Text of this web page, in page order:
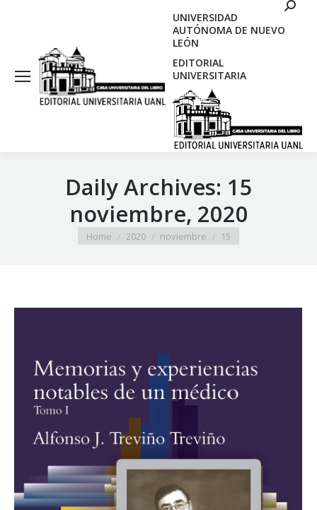
UNIVERSIDAD
AUTÓNOMA DE NUEVO
LEÓN
EDITORIAL
UNIVERSITARIA
Daily Archives: 15
noviembre, 2020
You are here:
Home 2020 noviembre 15